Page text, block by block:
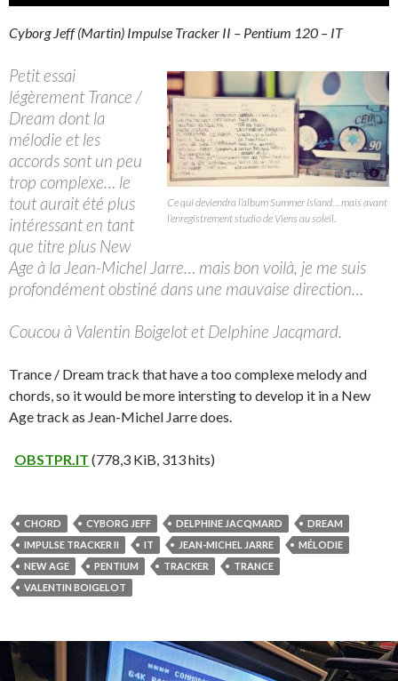
Cyborg Jeff (Martin) Impulse Tracker II – Pentium 120 – IT
Ce qui deviendra l’album Summer Island… mais avant
l’enregistrement studio de Viens au soleil.
Petit essai
légèrement Trance /
Dream dont la
mélodie et les
accords sont un peu
trop complexe… le
tout aurait été plus
intéressant en tant
que titre plus New
Age à la Jean-Michel Jarre… mais bon voilà, je me suis
profondément obstiné dans une mauvaise direction…
Coucou à Valentin Boigelot et Delphine Jacqmard.
Trance / Dream track that have a too complexe melody and
chords, so it would be more intersting to develop it in a New
Age track as Jean-Michel Jarre does.
OBSTPR.IT (778,3 KiB, 313 hits)
CHORD CYBORG JEFF DELPHINE JACQMARD
DREAM
IMPULSE TRACKER II
IT JEAN-MICHEL JARRE
MÉLODIE
NEW AGE
PENTIUM TRACKER
TRANCE
VALENTIN BOIGELOT